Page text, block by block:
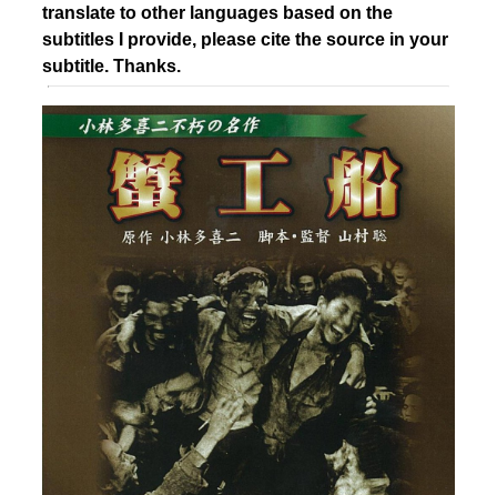
translate to other languages based on the
subtitles I provide, please cite the source in your
subtitle. Thanks.